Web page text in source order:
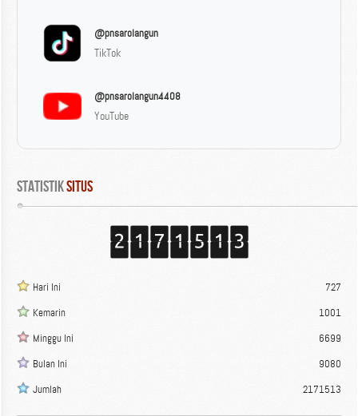
@pnsarolangun
TikTok
@pnsarolangun4408
YouTube
Statistik Situs
Hari Ini
727
Kemarin
1001
Minggu Ini
6699
Bulan Ini
9080
Jumlah
2171513